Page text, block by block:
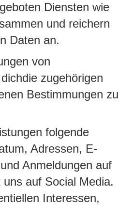
Diensten wie
und reichern
Daten an.
von
zugehörigen
Bestimmungen zu
folgende
Adressen, E-
Anmeldungen auf
auf Social Media.
Interessen,